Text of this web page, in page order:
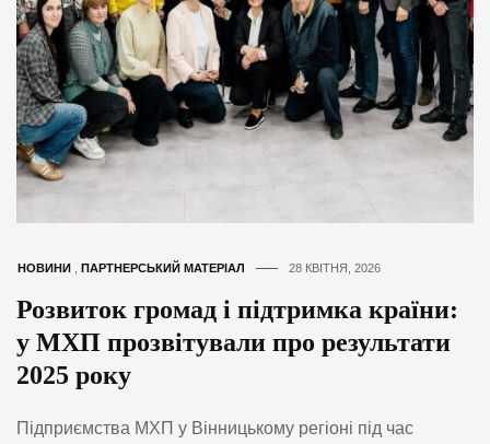
НОВИНИ , ПАРТНЕРСЬКИЙ МАТЕРІАЛ 28 КВІТНЯ, 2026
Розвиток громад і підтримка країни:
у МХП прозвітували про результати
2025 року
Підприємства МХП у Вінницькому регіоні під час